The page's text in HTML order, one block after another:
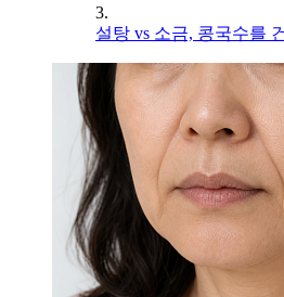
3.
설탕 vs 소금, 콩국수를